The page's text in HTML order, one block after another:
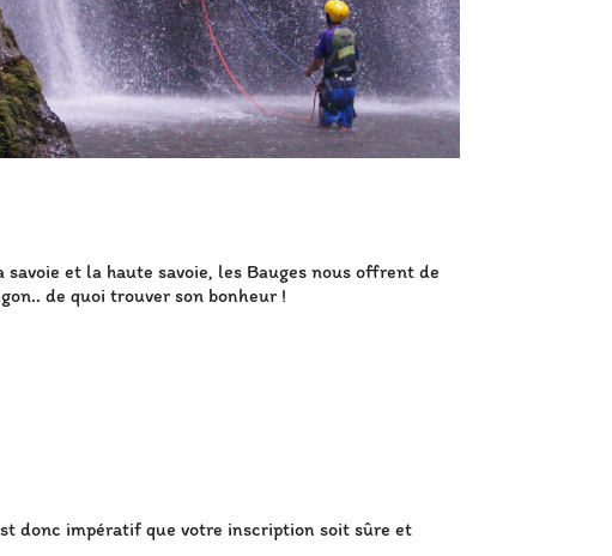
365 Outlook Live
et la haute savoie, les Bauges nous offrent de
de quoi trouver son bonheur !
donc impératif que votre inscription soit sûre et